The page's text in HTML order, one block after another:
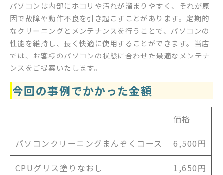
パソコンは内部にホコリや汚れが溜まりやすく、それが原
因で故障や動作不良を引き起こすことがあります。定期的
なクリーニングとメンテナンスを行うことで、パソコンの
性能を維持し、長く快適に使用することができます。当店
では、お客様のパソコンの状態に合わせた最適なメンテナ
ンスをご提案いたします。
今回の事例でかかった金額
価格
パソコンクリーニングまんぞくコース 6,500円
CPUグリス塗りなおし 1,650円